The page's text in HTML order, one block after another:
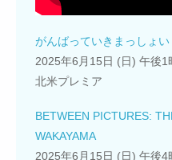
がんばっていきまっしょい
2025年6月15日 (日) 午後1
北米プレミア
BETWEEN PICTURES:
WAKAYAMA
2025年6月15日 (日) 午後4